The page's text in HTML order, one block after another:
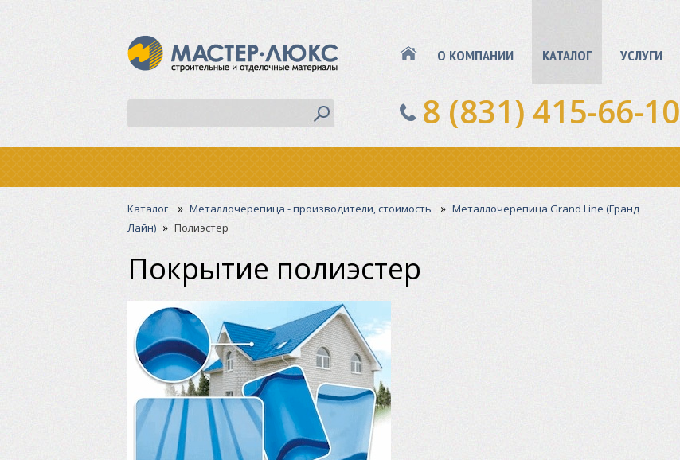
О КОМПАНИИ КАТАЛОГ УСЛУГИ
8 (831) 415-66-10
Каталог» Металлочерепица - производители, стоимость » Металлочерепица Grand Line (Гранд
Лайн) » Полиэстер
Покрытие полиэстер